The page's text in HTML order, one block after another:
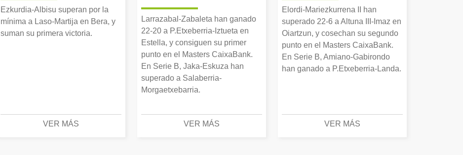
Ezkurdia-Albisu superan por la
mínima a Laso-Martija en Bera, y
suman su primera victoria.
VER MÁS
Larrazabal-Zabaleta han ganado
22-20 a P.Etxeberria-Iztueta en
Estella, y consiguen su primer
punto en el Masters CaixaBank.
En Serie B, Jaka-Eskuza han
superado a Salaberria-
Morgaetxebarria.
VER MÁS
Elordi-Mariezkurrena II han
superado 22-6 a Altuna III-Imaz en
Oiartzun, y cosechan su segundo
punto en el Masters CaixaBank.
En Serie B, Amiano-Gabirondo
han ganado a P.Etxeberria-Landa.
VER MÁS